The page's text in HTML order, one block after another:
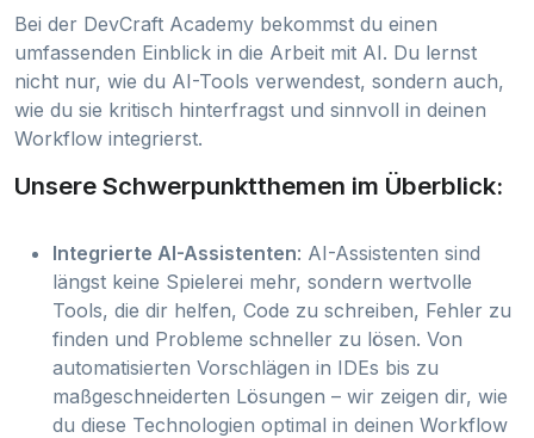
Bei der DevCraft Academy bekommst du einen
umfassenden Einblick in die Arbeit mit AI. Du lernst
nicht nur, wie du AI-Tools verwendest, sondern auch,
wie du sie kritisch hinterfragst und sinnvoll in deinen
Workflow integrierst.
Unsere Schwerpunktthemen im Überblick:
Integrierte AI-Assistenten: AI-Assistenten sind
längst keine Spielerei mehr, sondern wertvolle
Tools, die dir helfen, Code zu schreiben, Fehler zu
finden und Probleme schneller zu lösen. Von
automatisierten Vorschlägen in IDEs bis zu
maßgeschneiderten Lösungen – wir zeigen dir, wie
du diese Technologien optimal in deinen Workflow